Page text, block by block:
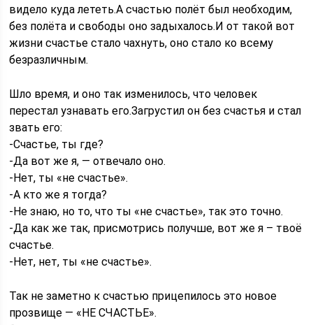
видело куда лететь.А счастью полёт был необходим,
без полёта и свободы оно задыхалось.И от такой вот
жизни счастье стало чахнуть, оно стало ко всему
безразличным.
Шло время, и оно так изменилось, что человек
перестал узнавать его.Загрустил он без счастья и стал
звать его:
-Счастье, ты где?
-Да вот же я, — отвечало оно.
-Нет, ты «не счастье».
-А кто же я тогда?
-Не знаю, но то, что ты «не счастье», так это точно.
-Да как же так, присмотрись получше, вот же я – твоё
счастье.
-Нет, нет, ты «не счастье».
Так не заметно к счастью прицепилось это новое
прозвище — «НЕ СЧАСТЬЕ».